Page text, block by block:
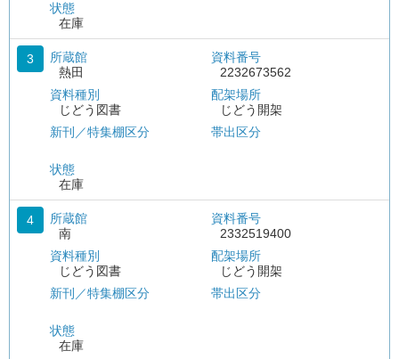
状態
在庫
3
所蔵館
熱田
資料種別
じどう図書
新刊／特集棚区分
状態
在庫
資料番号
2232673562
配架場所
じどう開架
帯出区分
4
所蔵館
南
資料種別
じどう図書
新刊／特集棚区分
状態
在庫
資料番号
2332519400
配架場所
じどう開架
帯出区分